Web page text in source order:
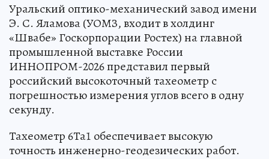
Уральский оптико-механический завод имени
Э. С. Яламова (УОМЗ, входит в холдинг
«Швабе» Госкорпорации Ростех) на главной
промышленной выставке России
ИННОПРОМ-2026 представил первый
российский высокоточный тахеометр с
погрешностью измерения углов всего в одну
секунду.
Тахеометр 6Та1 обеспечивает высокую
точность инженерно-геодезических работ.